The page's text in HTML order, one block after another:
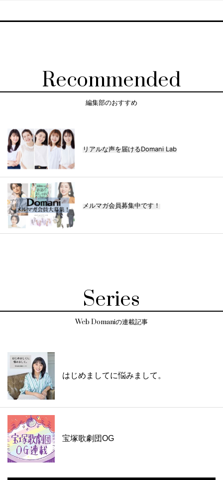
Recommended
編集部のおすすめ
リアルな声を届けるDomani Lab
メルマガ会員募集中です！
Series
Web Domaniの連載記事
はじめましてに悩みまして。
宝塚歌劇団OG